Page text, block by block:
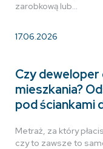
zarobkową lub…
17.06.2026
Czy deweloper
mieszkania?
pod ściankami
Metraż, za który
czy to zawsze to